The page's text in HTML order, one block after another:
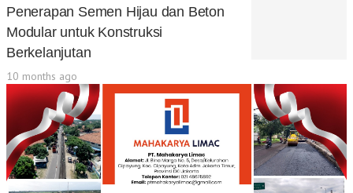
Penerapan Semen Hijau dan Beton
Modular untuk Konstruksi
Berkelanjutan
10 months ago